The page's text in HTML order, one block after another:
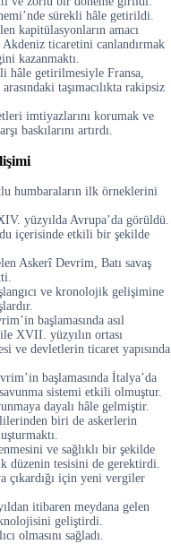
sürekli hâle getirildi.
kapitülasyonların amacı
ticaretini canlandırmak
kazanmaktı.
hâle getirilmesiyle Fransa,
taşımacılıkta rakipsiz
imtiyazlarını korumak ve
baskılarını artırdı.
humbaraların ilk örneklerini
yüzyılda Avrupa’da görüldü.
içerisinde etkili bir şekilde
Askerî Devrim, Batı savaş
ve kronolojik gelişimine
başlamasında asıl
XVII. yüzyılın ortası
ve devletlerin ticaret yapısında
başlamasında İtalya’da
sistemi etkili olmuştur.
dayalı hâle gelmiştir.
biri de askerlerin
ve sağlıklı bir şekilde
düzenin tesisini de gerektirdi.
çıkardığı için yeni vergiler
itibaren meydana gelen
geliştirdi.
olmasını sağladı.